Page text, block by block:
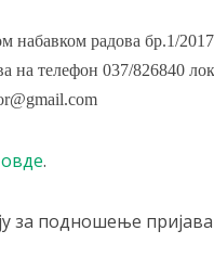
РАДИ
ЗАКУП...
15/05/2026
набавком радова бр.1/
на телефон 037/826840
овде.
за подношење